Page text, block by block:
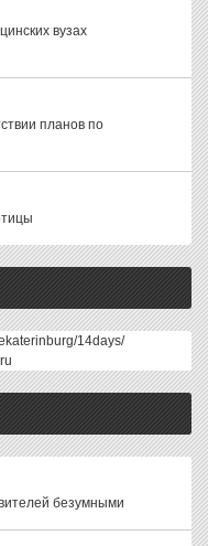
вузах
планов по
14days/
безумными